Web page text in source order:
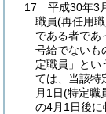
17
平成30年3
職員(再任用
である者であ
号給でないも
定職員」とい
ては、当該特
月1日(特定職
の4月1日後に